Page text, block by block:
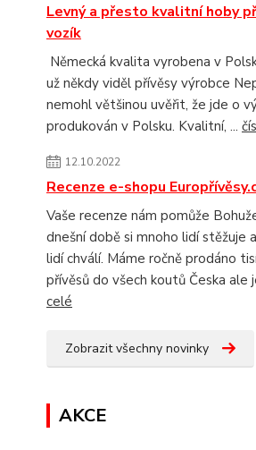
Levný a přesto kvalitní hoby
vozík
Německá kvalita vyrobena v
už někdy viděl přívěsy výrobce
nemohl většinou uvěřit, že jde o
produkován v Polsku. Kvalitní, ...
12.10.2022
Recenze e-shopu
Vaše recenze nám pomůže
dnešní době si mnoho lidí stěžuje
lidí chválí. Máme ročně prodáno
přívěsů do všech koutů Česka ale
celé
Zobrazit všechny novinky
AKCE